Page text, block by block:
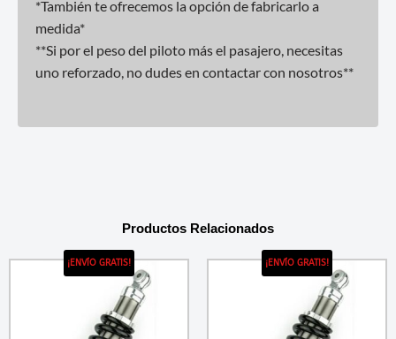
*También te ofrecemos la opción de fabricarlo a
medida*
**Si por el peso del piloto más el pasajero, necesitas
uno reforzado, no dudes en contactar con nosotros**
Productos Relacionados
¡ENVÍO GRATIS! ¡ENVÍO GRATIS!